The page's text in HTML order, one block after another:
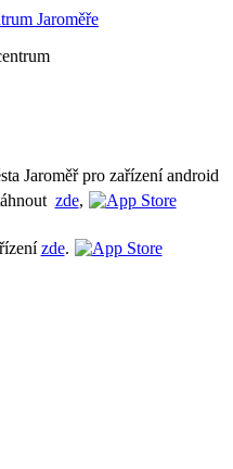
Jaroměře
Jaroměř pro zařízení android
zde,
zde.